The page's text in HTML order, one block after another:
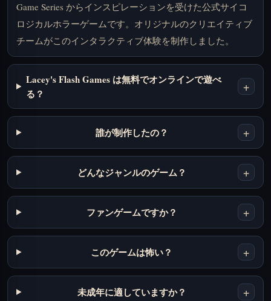
Game Series からインスピレーションを受けた公式サイコ
ロジカルホラーゲームです。オリジナルのクリエイティブ
チームがこのインタラクティブ体験を制作しました。
Lacey's Flash Games は無料でオンラインで遊べ
る？
+
誰が制作したの？ +
どんなジャンルのゲーム？ +
ファンゲームですか？ +
このゲームは怖い？ +
未成年に適していますか？ +